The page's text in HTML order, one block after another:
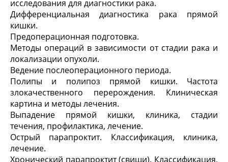
исследования для диагностики рака.
Дифференциальная диагностика рака прямой
кишки.
Предоперационная подготовка.
Методы операций в зависимости от стадии рака и
локализации опухоли.
Ведение послеоперационного периода.
Полипы и полипоз прямой кишки. Частота
злокачественного перерождения. Клиническая
картина и методы лечения.
Выпадение прямой кишки, клиника, стадии
течения, профилактика, лечение.
Острый парапроктит. Классификация, клиника,
лечение.
Хронический парапроктит (свищи). Классификация,